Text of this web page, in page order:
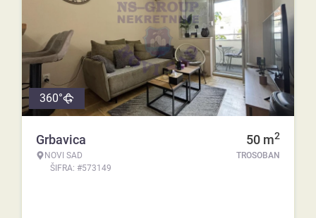
360°
Grbavica
NOVI SAD
ŠIFRA: #573149
50 m2
TROSOBAN